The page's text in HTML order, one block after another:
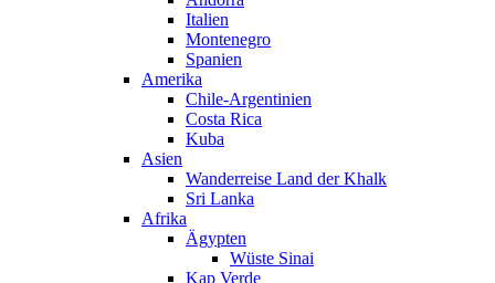
Italien
Montenegro
Spanien
Amerika
Chile-Argentinien
Costa Rica
Kuba
Asien
Wanderreise Land der Khalk
Sri Lanka
Afrika
Ägypten
Wüste Sinai
Kap Verde